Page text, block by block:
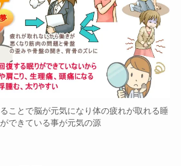
ことで脳が元気になり体の疲れが取れる睡
できている事が元気の源